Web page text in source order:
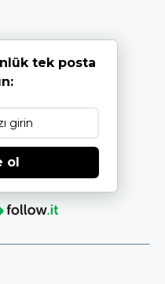
tek posta
ol